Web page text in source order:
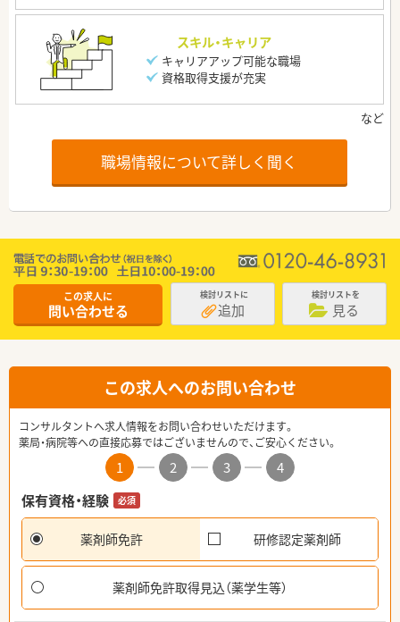
スキル・キャリア
キャリアアップ可能な職場
資格取得支援が充実
職場情報について詳しく聞く
この求人に
問い合わせる
検討リストに
追加
検討リストを
見る
この求人へのお問い合わせ
コンサルタントへ求人情報をお問い合わせいただけます。
薬局・病院等への直接応募ではございませんので、ご安心ください。
1 2 3
4
保有資格・経験
必須
薬剤師免許 研修認定薬剤師
薬剤師免許取得見込（薬学生等）